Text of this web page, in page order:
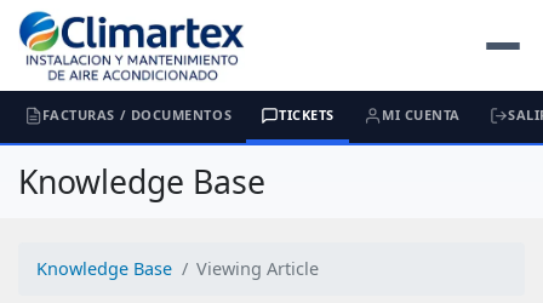
FACTURAS / DOCUMENTOS TICKETS MI CUENTA
Knowledge Base
Knowledge Base Viewing Article